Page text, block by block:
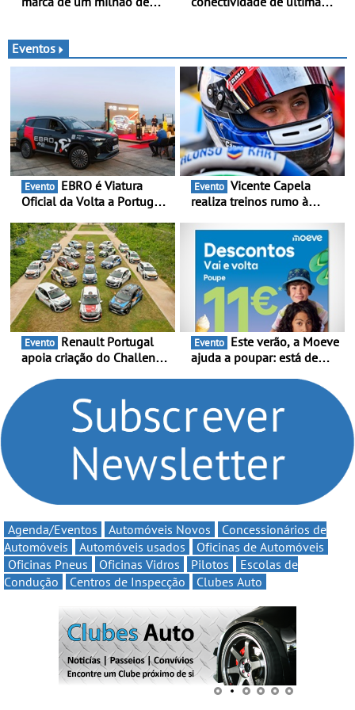
Eventos
Evento
Oficial da Volta a Portugal
presença nacional ao lado
da mítica prova de ciclismo
e leva a sua gama SUV
multi-energia às estradas
de Portugal
Evento
realiza treinos rumo à
Portugal Karting e mira boa
estreia - O Campeonato
Portugal Karting 2026
decorre entre 1 de Março e
6 de Setembro
Evento
apoia criação do Challenge
compromisso com o
automobilismo nacional
continua em 2026
Evento
ajuda a poupar: está de
Volta” com descontos de
Agenda/Eventos Automóveis Novos
Concessionários de
Automóveis
Automóveis usados
Oficinas de Automóveis
Oficinas Pneus
Oficinas Vidros Pilotos
Escolas de
Condução
Centros de Inspecção Clubes Auto